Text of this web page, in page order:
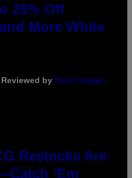
25% Off
More While
Reviewed by Ysolt Usigan
Restocks Are
‘Em